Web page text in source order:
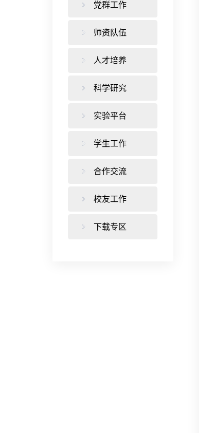
党群工作
师资队伍
人才培养
科学研究
实验平台
学生工作
合作交流
校友工作
下载专区